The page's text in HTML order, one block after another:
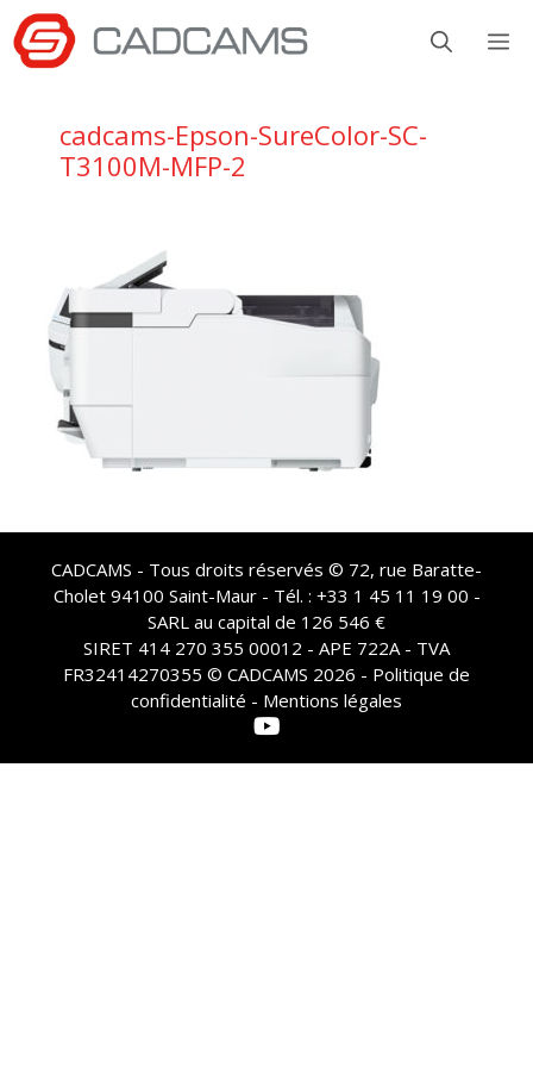
Aller
au
contenu
cadcams-Epson-SureColor-SC-
T3100M-MFP-2
CADCAMS - Tous droits réservés © 72, rue Baratte-
Cholet 94100 Saint-Maur - Tél. : +33 1 45 11 19 00 -
SARL au capital de 126 546 €
SIRET 414 270 355 00012 - APE 722A - TVA
FR32414270355 © CADCAMS 2026 - Politique de
confidentialité - Mentions légales